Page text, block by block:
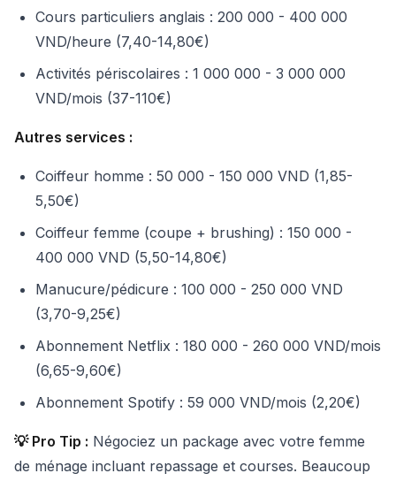
Cours particuliers anglais : 200 000 - 400 000
VND/heure (7,40-14,80€)
Activités périscolaires : 1 000 000 - 3 000 000
VND/mois (37-110€)
Autres services :
Coiffeur homme : 50 000 - 150 000 VND (1,85-
5,50€)
Coiffeur femme (coupe + brushing) : 150 000 -
400 000 VND (5,50-14,80€)
Manucure/pédicure : 100 000 - 250 000 VND
(3,70-9,25€)
Abonnement Netflix : 180 000 - 260 000 VND/mois
(6,65-9,60€)
Abonnement Spotify : 59 000 VND/mois (2,20€)
💡 Pro Tip : Négociez un package avec votre femme
de ménage incluant repassage et courses. Beaucoup